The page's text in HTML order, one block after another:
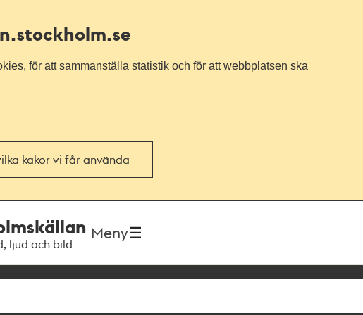
.stockholm.se
för att sammanställa statistik och för att webbplatsen ska
kakor vi får använda
ljud och bild
Meny